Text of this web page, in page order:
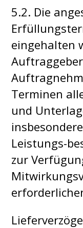
5.2. Die
eingehalten
Terminen
und
Leistungs-
zur